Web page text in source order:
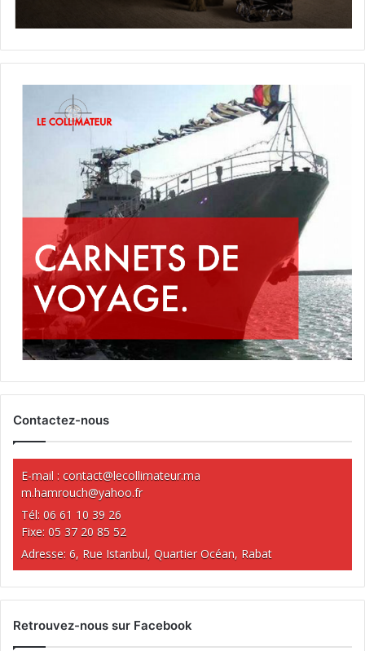
Contactez-nous
E-mail : contact@lecollimateur.ma
m.hamrouch@yahoo.fr
Tél: 06 61 10 39 26
Fixe: 05 37 20 85 52
Adresse: 6, Rue Istanbul, Quartier Océan, Rabat
Retrouvez-nous sur Facebook